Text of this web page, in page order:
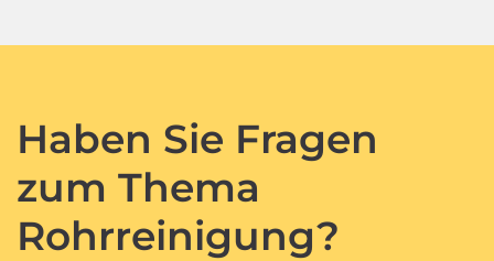
Haben Sie Fragen
zum Thema
Rohrreinigung?